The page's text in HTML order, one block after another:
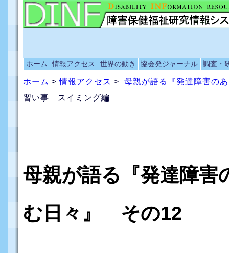
ホーム 情報アクセス 世界の動き 協会発ジャーナル 調査・
ホーム >情報アクセス > 母親が語る『発達障害の
習い事 スイミング編
母親が語る『発達障害
む日々』 その12